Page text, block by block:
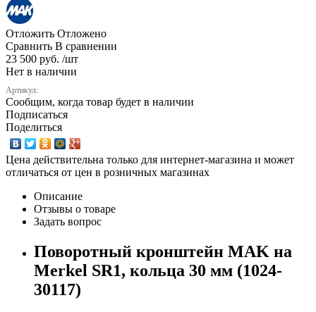
Отложить Отложено
Сравнить В сравнении
23 500 руб. /шт
Нет в наличии
Артикул:
Сообщим, когда товар будет в наличии
Подписаться
Поделиться
Цена действительна только для интернет-магазина и может
отличаться от цен в розничных магазинах
Описание
Отзывы о товаре
Задать вопрос
Поворотный кронштейн MAK на
Merkel SR1, кольца 30 мм (1024-
30117)